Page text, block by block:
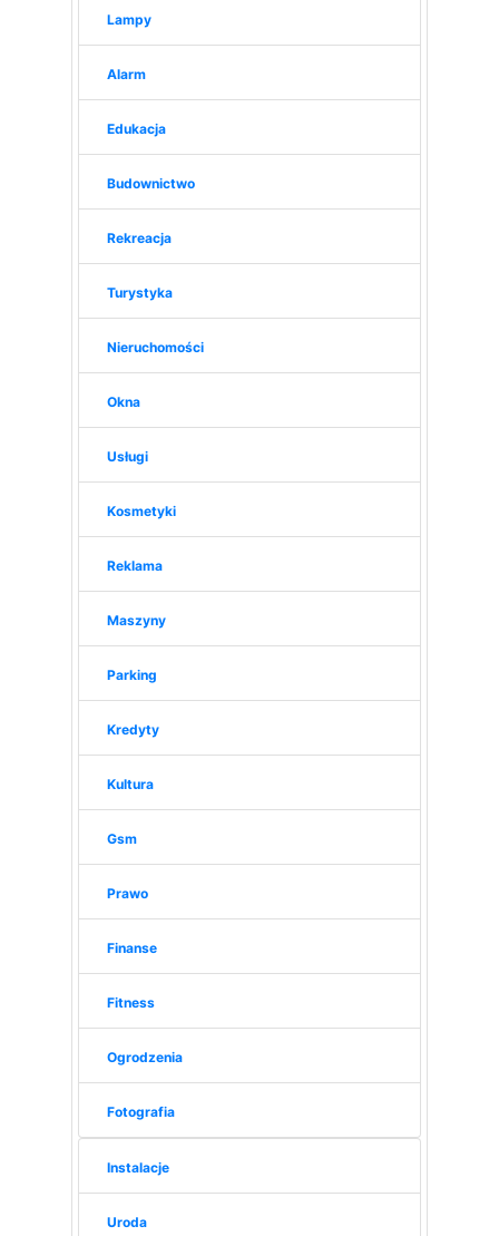
Lampy
Alarm
Edukacja
Budownictwo
Rekreacja
Turystyka
Nieruchomości
Okna
Usługi
Kosmetyki
Reklama
Maszyny
Parking
Kredyty
Kultura
Gsm
Prawo
Finanse
Fitness
Ogrodzenia
Fotografia
Instalacje
Uroda